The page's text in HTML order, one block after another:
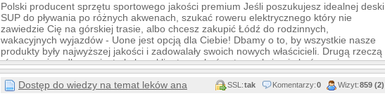
Polski producent sprzętu sportowego jakości premium Jeśli poszukujesz idealnej deski
SUP do pływania po różnych akwenach, szukać roweru elektrycznego który nie
zawiedzie Cię na górskiej trasie, albo chcesz zakupić Łódź do rodzinnych,
wakacyjnych wyjazdów - Uone jest opcją dla Ciebie! Dbamy o to, by wszystkie nasze
produkty były najwyższej jakości i zadowalały swoich nowych właścicieli. Drugą rzeczą
równie ważną dla nas jest obsługa klienta - w końcu transakcja nie kończy się na
wydaniu paragonu!
Dostęp do wiedzy na temat leków anabolicznychSSL:tak Komentarzy:0 Wizyt:859 (2)